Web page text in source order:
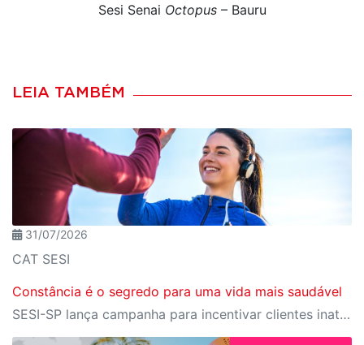
Sesi Senai Octopus– Bauru
LEIA TAMBÉM
31/07/2026
CAT SESI
Constância é o segredo para uma vida mais saudável
SESI-SP lança campanha para incentivar clientes inativos a retomarem a prática de atividades físicas, esporte e lazer com benefícios exclusivos